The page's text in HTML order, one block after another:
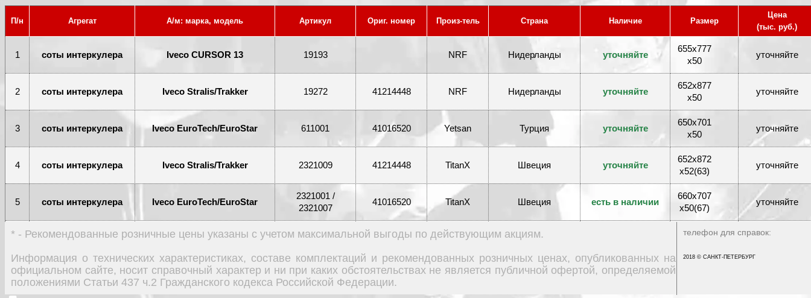
П/н Агрегат А/м: марка, модель Артикул Ориг. номер Произ-тель Страна Наличие Размер
Цена
(тыс. руб.)
1 соты интеркулера Iveco CURSOR 13 19193 NRF Нидерланды уточняйте
655x777
x50
уточняйте
2 соты интеркулера Iveco Stralis/Trakker 19272 41214448 NRF Нидерланды уточняйте
652x877
x50
уточняйте
3 соты интеркулера Iveco EuroTech/EuroStar 611001 41016520 Yetsan Турция уточняйте
650x701
x50
уточняйте
4 соты интеркулера Iveco Stralis/Trakker 2321009 41214448 TitanX Швеция уточняйте
652x872
x52(63)
уточняйте
5 соты интеркулера Iveco EuroTech/EuroStar
2321001 /
2321007
41016520 TitanX Швеция есть в наличии
660x707
x50(67)
уточняйте
6 соты интеркулера Iveco TurboStar 19004 93155947 NRF Нидерланды
492x657
уточняйте
7 соты интеркулера Iveco 19032 NRF Нидерланды есть в наличии
телефон для справок:
2018 © САНКТ-ПЕТЕРБУРГ
* - Рекомендованные розничные цены указаны с учетом максимальной выгоды по действующим акциям.
Информация о технических характеристиках, составе комплектаций и рекомендованных розничных ценах, опубликованных на
официальном сайте, носит справочный характер и ни при каких обстоятельствах не является публичной офертой, определяемой
положениями Статьи 437 ч.2 Гражданского кодекса Российской Федерации.